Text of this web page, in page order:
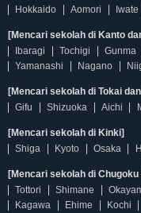
Hokkaido
Aomori Iwate
[Mencari sekolah di Kanto
Ibaragi
Tochigi Gunma
Yamanashi
Nagano
[Mencari sekolah di Tokai
Gifu
Shizuoka Aichi
[Mencari sekolah di Kinki]
Shiga
Kyoto Osaka
[Mencari sekolah di Chugoku
Tottori
Shimane
Kagawa
Ehime Kochi